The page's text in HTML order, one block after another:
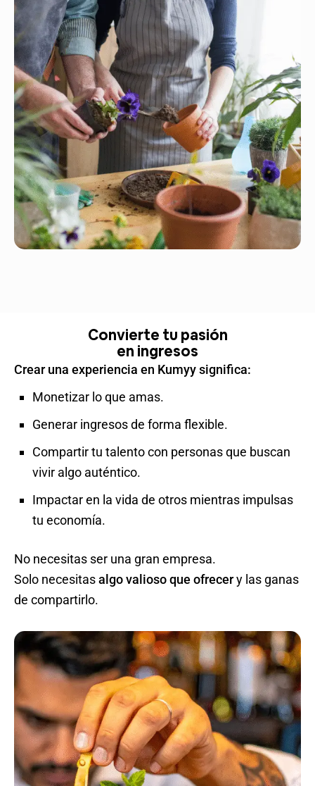
Convierte tu pasión
en ingresos
Crear una experiencia en Kumyy significa:
Monetizar lo que amas.
Generar ingresos de forma flexible.
Compartir tu talento con personas que buscan
vivir algo auténtico.
Impactar en la vida de otros mientras impulsas
tu economía.
No necesitas ser una gran empresa.
Solo necesitasalgo valioso que ofrecery las ganas
de compartirlo.